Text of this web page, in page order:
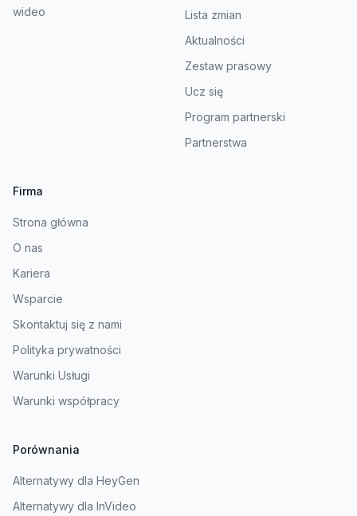
wideo
Lista zmian
Aktualności
Zestaw prasowy
Ucz się
Program partnerski
Partnerstwa
Firma
Strona główna
O nas
Kariera
Wsparcie
Skontaktuj się z nami
Polityka prywatności
Warunki Usługi
Warunki współpracy
Porównania
Alternatywy dla HeyGen
Alternatywy dla InVideo